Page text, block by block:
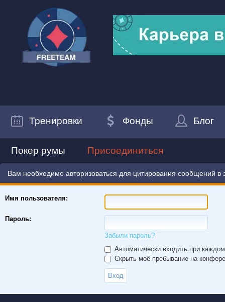
Тренировки Фонды Блог
Покер румы Присоединиться
Вам необходимо авторизоваться для цитирования сообщений
Имя пользователя:
Пароль:
Забыли пароль?
Автоматически входить при
Скрыть моё пребывание на